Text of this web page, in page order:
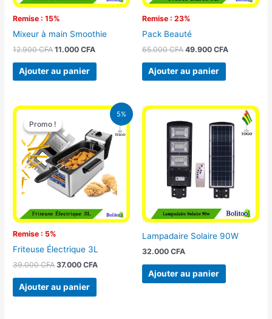
Remise : 15%
Mixeur à main Smoothie
12.900CFA 11.000CFA
Ajouter au panier
Remise : 23%
Pack Beauté
65.000CFA 49.900 CFA
Ajouter au panier
5%
Promo !
Remise : 5%
Promo !
Friteuse Électrique 3L
39.000CFA
Le
initial
était :
39.000 CFA.
37.000CFA
Le
prix
actuel
est :
37.000 CFA.
Ajouter au panier
Lampadaire Solaire 90W
32.000 CFA
Ajouter au panier